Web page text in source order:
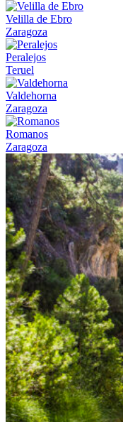
Velilla de Ebro
Zaragoza
Peralejos
Teruel
Valdehorna
Zaragoza
Romanos
Zaragoza